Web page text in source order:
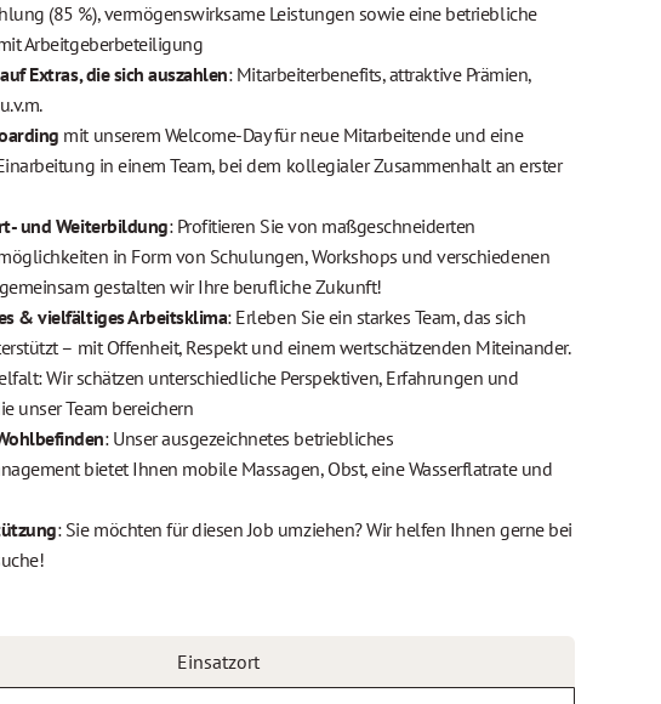
(85 %), vermögenswirksame Leistungen sowie eine betriebliche
Arbeitgeberbeteiligung
Extras, die sich auszahlen: Mitarbeiterbenefits, attraktive Prämien,
mit unserem Welcome-Day für neue Mitarbeitende und eine
in einem Team, bei dem kollegialer Zusammenhalt an erster
und Weiterbildung: Profitieren Sie von maßgeschneiderten
in Form von Schulungen, Workshops und verschiedenen
gestalten wir Ihre berufliche Zukunft!
& vielfältiges Arbeitsklima: Erleben Sie ein starkes Team, das sich
– mit Offenheit, Respekt und einem wertschätzenden Miteinander.
Wir schätzen unterschiedliche Perspektiven, Erfahrungen und
unser Team bereichern
: Unser ausgezeichnetes betriebliches
bietet Ihnen mobile Massagen, Obst, eine Wasserflatrate und
: Sie möchten für diesen Job umziehen? Wir helfen Ihnen gerne bei
Einsatzort